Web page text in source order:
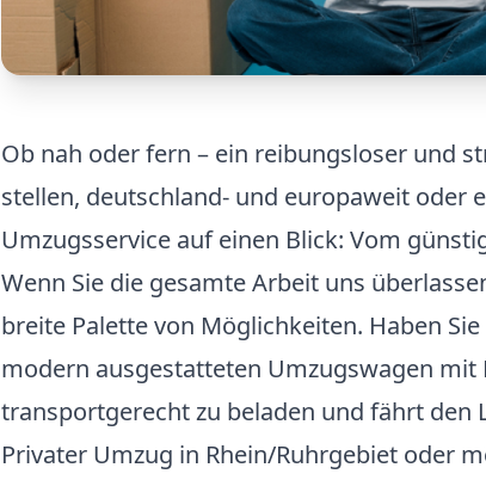
Ob nah oder fern – ein reibungsloser und
stellen, deutschland- und europaweit oder
Umzugsservice auf einen Blick: Vom
Wenn Sie die gesamte Arbeit uns
breite Palette von Möglichkeiten. Haben
modern ausgestatteten Umzugswagen
transportgerecht zu beladen und fährt den
Privater Umzug in Rhein/Ruhrgebiet oder